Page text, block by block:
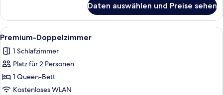
Zimmer
Daten auswählen und Preise sehen
Alle
Fotos
für
Premium-
Doppelzimmer
anzeigen
Ein Hotelzimmer mit Bett,
7
Premium-Doppelzimmer
1 Schlafzimmer
Platz für 2 Personen
1 Queen-Bett
Kostenloses WLAN